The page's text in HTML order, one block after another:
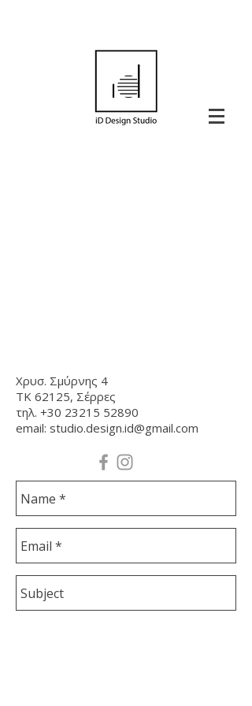
Χρυσ. Σμύρνης 4
ΤΚ 62125, Σέρρες
τηλ. +30 23215 52890
email: studio.design.id@gmail.com